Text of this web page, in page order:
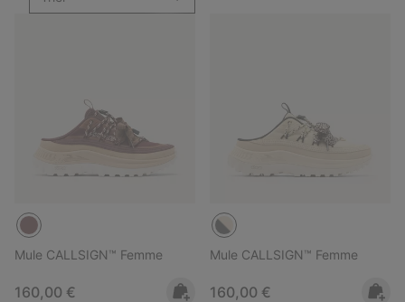
Mule CALLSIGN™ Femme
Regular price:
160,00 €
Mule CALLSIGN™ Femme
Regular price:
160,00 €